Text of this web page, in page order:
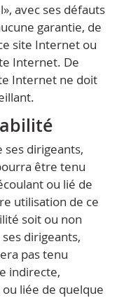
avec ses défauts
garantie, de
site Internet ou
Internet. De
Internet ne doit
ses dirigeants,
être tenu
ou lié de
utilisation de ce
soit ou non
dirigeants,
pas tenu
indirecte,
liée de quelque